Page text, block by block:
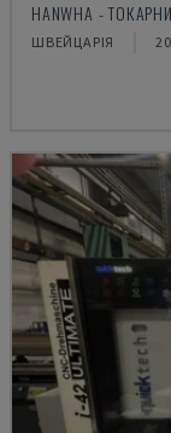
HANWHA -
ШВЕЙЦАРІЯ